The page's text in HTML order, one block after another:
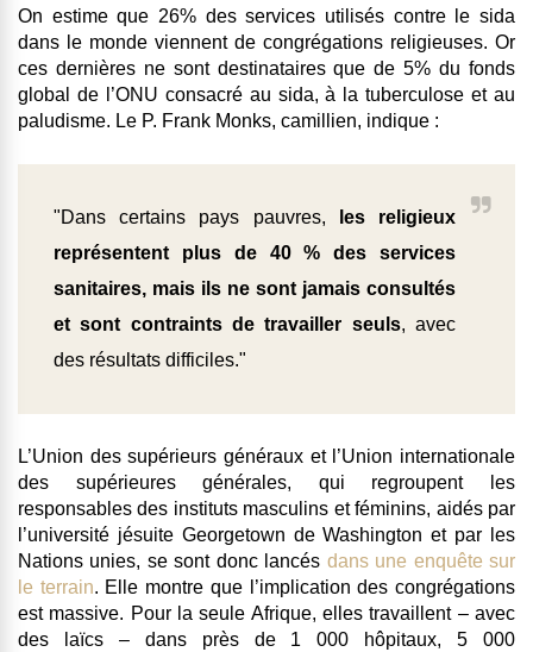
On estime que 26% des services utilisés contre le sida
dans le monde viennent de congrégations religieuses. Or
ces dernières ne sont destinataires que de 5% du fonds
global de l’ONU consacré au sida, à la tuberculose et au
paludisme. Le P. Frank Monks, camillien, indique :
"Dans certains pays pauvres,
les religieux
représentent plus de 40 % des services
sanitaires, mais ils ne sont jamais consultés
et sont contraints de travailler seuls, avec
des résultats difficiles."
L’Union des supérieurs généraux et l’Union internationale
des supérieures générales, qui regroupent les
responsables des instituts masculins et féminins, aidés par
l’université jésuite Georgetown de Washington et par les
Nations unies, se sont donc lancés dans une enquête sur
le terrain. Elle montre que
l’implication des congrégations
est massive. Pour la seule Afrique, elles travaillent – avec
des laïcs – dans près de 1 000 hôpitaux, 5 000